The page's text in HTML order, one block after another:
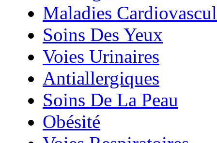
Maladies
Soins Des Yeux
Voies Urinaires
Antiallergiques
Soins De La Peau
Obésité